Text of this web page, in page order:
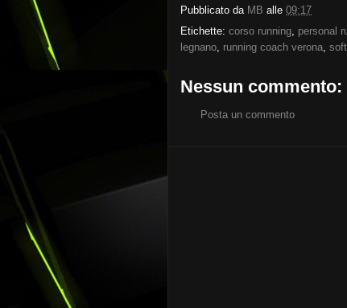
Pubblicato da MB alle 09:17
Etichette: corso running, personal
legnano, running coach verona,
Nessun commento:
Posta un commento